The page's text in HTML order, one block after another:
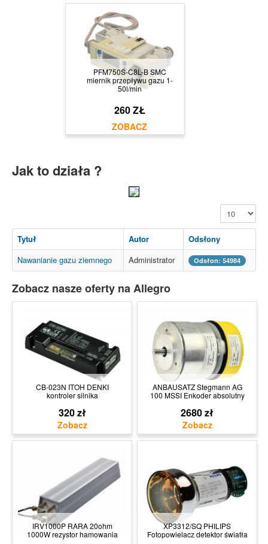
PFM750S-C8L-B SMC
miernik przepływu gazu 1-
50l/min
260 ZŁ
Jak to działa ?
Pokaż #
Tytuł Autor
Odsłony
Nawanianie gazu ziemnego
Administrator Odsłon: 54984
Zobacz nasze oferty na Allegro
CB-023N ITOH DENKI
kontroler silnika
320 zł
ANBAUSATZ Stegmann AG
100 MSSI Enkoder absolutny
2680 zł
IRV1000P RARA 20ohm
1000W rezystor hamowania
XP3312/SQ PHILIPS
Fotopowielacz detektor światła